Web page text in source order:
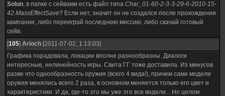
Solun, в папке с сейвами есть файл типа Char_01-60-2-3-3-29-6-2010-15-
42.MassEffectSave? Если нет, значит он не создался после прохождения
кампании, либо переиграй последнюю миссию, либо скачай готовый
сейв.
[105] Arioch [2011-07-02, 1:13:03]
Графика порадовала, локации вполне разнообразны. Диалоги
интересные, нелинейность игры. Свита ГГ тоже доставила. Из минусов
разве что однообразность оружия (всего 4 вида!), причем сами модели
оружия менялись всего 2 раза, в основном меняется только его цвет и
характеристики. И да, где-то это мы уже это все видели... Но целом